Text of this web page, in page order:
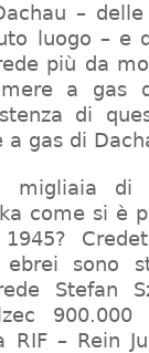
–
luogo – e
più da
a gas
di
gas di
migliaia di
come si è
sono
Stefan
– Rein